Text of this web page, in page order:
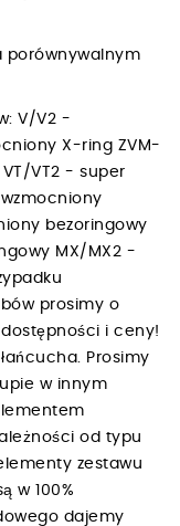
porównywalnym
V/V2 -
X-ring ZVM-
VT2 - super
bezoringowy
MX/MX2 -
prosimy o
i ceny!
Prosimy
w innym
od typu
zestawu
w 100%
dajemy